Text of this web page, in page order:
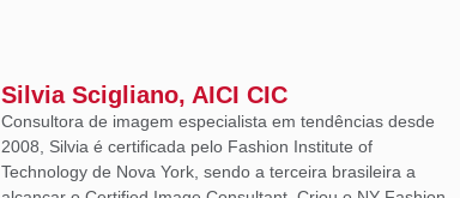
Silvia Scigliano, AICI CIC
Consultora de imagem especialista em tendências desde
2008, Silvia é certificada pelo Fashion Institute of
Technology de Nova York, sendo a terceira brasileira a